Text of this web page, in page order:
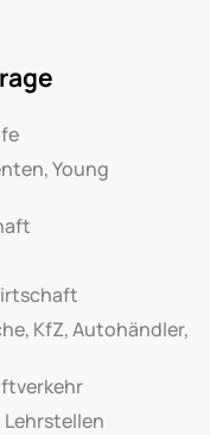
Young
KfZ, Autohändler,